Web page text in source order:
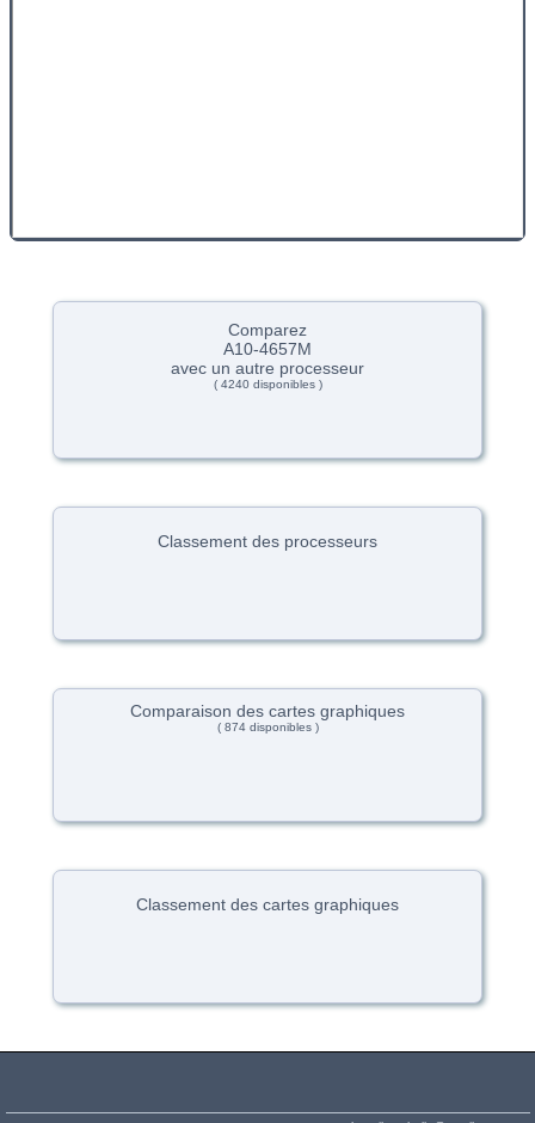
Comparez
A10-4657M
avec un autre processeur
( 4240 disponibles )
Classement des processeurs
Comparaison des cartes graphiques
( 874 disponibles )
Classement des cartes graphiques